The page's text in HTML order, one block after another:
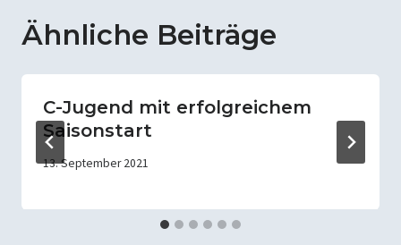
Ähnliche Beiträge
C-Jugend mit erfolgreichem
Saisonstart
13. September 2021